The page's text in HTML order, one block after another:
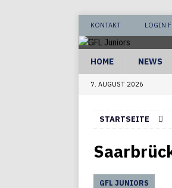
KONTAKT LOGIN
HOME NEWS
7. AUGUST 2026
STARTSEITE
GFL JUNIORS